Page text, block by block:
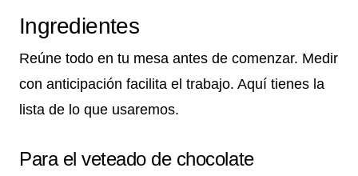
Ingredientes
Reúne todo en tu mesa antes de comenzar. Medir
con anticipación facilita el trabajo. Aquí tienes la
lista de lo que usaremos.
Para el veteado de chocolate